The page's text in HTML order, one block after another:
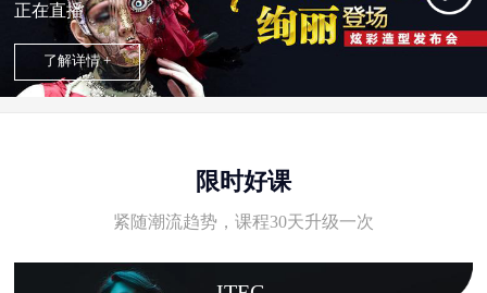
正在直播
了解详情 +
限时好课
紧随潮流趋势，课程30天升级一次